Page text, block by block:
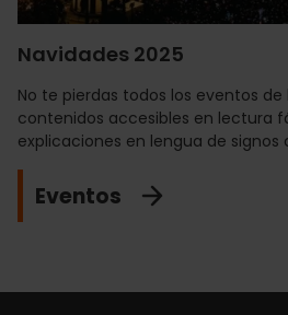
Navidades 2025
No te pierdas todos los eventos de
contenidos accesibles en lectura
explicaciones en lengua de signos
Eventos